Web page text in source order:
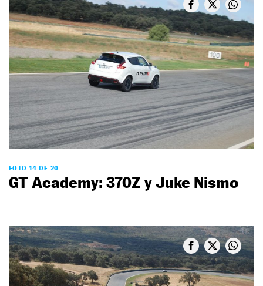
FOTO 14 DE 20
GT Academy: 370Z y Juke Nismo